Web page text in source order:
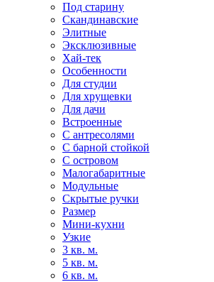
Под старину
Скандинавские
Элитные
Эксклюзивные
Хай-тек
Особенности
Для студии
Для хрущевки
Для дачи
Встроенные
С антресолями
С барной стойкой
С островом
Малогабаритные
Модульные
Скрытые ручки
Размер
Мини-кухни
Узкие
3 кв. м.
5 кв. м.
6 кв. м.